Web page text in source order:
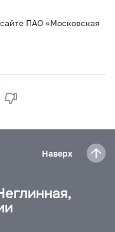
ПАО «Московская
Наверх